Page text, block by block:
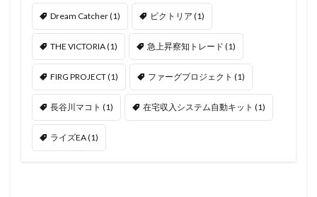
Dream Catcher(1) ビクトリア (1)
THE VICTORIA(1) 急上昇察知トレード (1)
FIRG PROJECT(1) ファーグプロジェクト (1)
長谷川マコト (1) 在宅収入システム自動キット (1)
ライズEA(1)